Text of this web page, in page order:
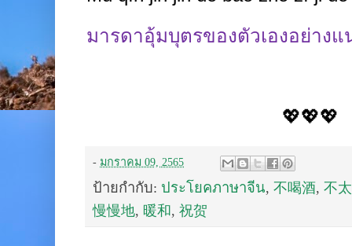
มารดาอุ้มบุตรของตัวเองอย่าง
💖💖💖
- มกราคม 09, 2565
ป้ายกำกับ: ประโยคภาษาจีน, 不喝酒, 不
慢慢地, 暖和, 祝贺